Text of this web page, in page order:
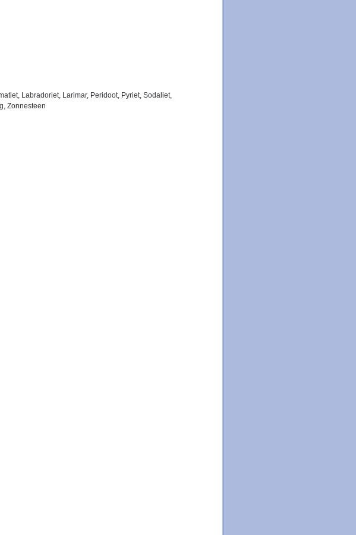
Labradoriet, Larimar, Peridoot, Pyriet, Sodaliet,
Zonnesteen